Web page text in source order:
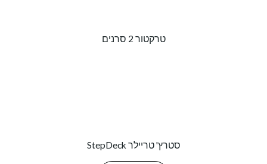
טרקטור 2 סרנים
StepDeck סטרץ' טריילר